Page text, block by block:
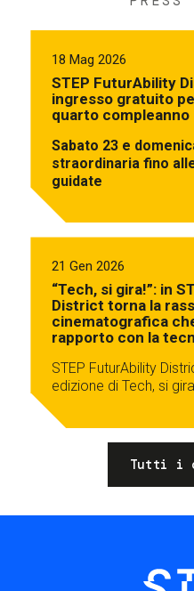
18 Mag 2026
STEP FuturAbility
ingresso gratuito
quarto compleanno
Sabato 23 e
straordinaria fino
guidate
21 Gen 2026
“Tech, si gira!”: in
District torna la
cinematografica
rapporto con la
STEP FuturAbility
edizione di Tech, si
Tutti i